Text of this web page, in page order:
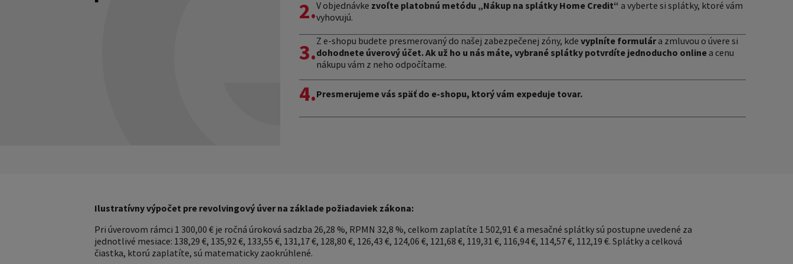
2.V objednávke zvoľte platobnú metódu „Nákup na splátky Home Credit“ a vyberte si splátky, ktoré vám
vyhovujú.
3.Z e-shopu budete presmerovaný do našej zabezpečenej zóny, kde vyplníte formulára zmluvou o úvere si
dohodnete úverový účet. Ak už ho u nás máte, vybrané splátky potvrdíte jednoducho onlinea cenu
nákupu vám z neho odpočítame.
4.Presmerujeme vás späť do e-shopu, ktorý vám expeduje tovar.
Ilustratívny výpočet pre revolvingový úver na základe požiadaviek zákona:
Pri úverovom rámci 1 300,00 € je ročná úroková sadzba 26,28 %, RPMN 32,8 %, celkom zaplatíte 1 502,91 € a mesačné splátky sú postupne uvedené za
jednotlivé mesiace: 138,29 €, 135,92 €, 133,55 €, 131,17 €, 128,80 €, 126,43 €, 124,06 €, 121,68 €, 119,31 €, 116,94 €, 114,57 €, 112,19 €. Splátky a celková
čiastka, ktorú zaplatíte, sú matematicky zaokrúhlené.